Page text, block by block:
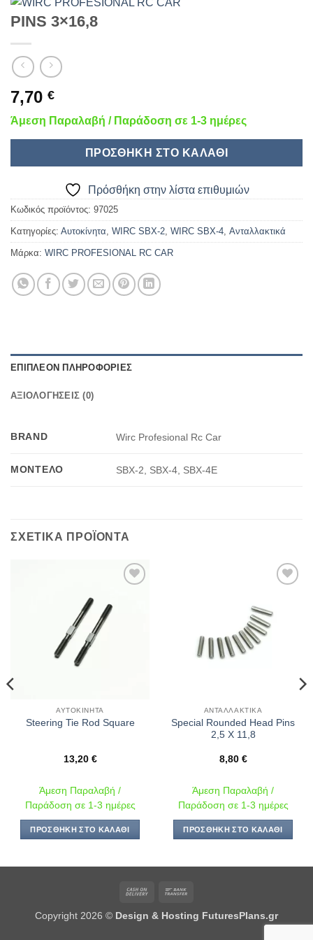
PINS 3×16,8
7,70 €
Άμεση Παραλαβή / Παράδοση σε 1-3 ημέρες
ΠΡΟΣΘΉΚΗ ΣΤΟ ΚΑΛΆΘΙ
Πρόσθήκη στην λίστα επιθυμιών
Κωδικός προϊόντος: 97025
Κατηγορίες: Αυτοκίνητα, WIRC SBX-2, WIRC SBX-4, Ανταλλακτικά
Μάρκα: WIRC PROFESIONAL RC CAR
ΕΠΙΠΛΈΟΝ ΠΛΗΡΟΦΟΡΊΕΣ
ΑΞΙΟΛΟΓΉΣΕΙΣ (0)
BRAND Wirc Profesional Rc Car
ΜΟΝΤΈΛΟ SBX-2, SBX-4, SBX-4E
ΣΧΕΤΙΚΆ ΠΡΟΪΌΝΤΑ
στην λίστα
επιθυμιών
ΑΥΤΟΚΊΝΗΤΑ
Steering Tie Rod Square
13,20 €
Άμεση Παραλαβή /
Παράδοση σε 1-3 ημέρες
ΠΡΟΣΘΉΚΗ ΣΤΟ ΚΑΛΆΘΙ
στην λίστα
επιθυμιών
ΑΝΤΑΛΛΑΚΤΙΚΆ
Special Rounded Head Pins
2,5 X 11,8
8,80 €
Άμεση Παραλαβή /
Παράδοση σε 1-3 ημέρες
ΠΡΟΣΘΉΚΗ ΣΤΟ ΚΑΛΆΘΙ
Cash
Delivery
Copyright 2026 © Design & Hosting FuturesPlans.gr